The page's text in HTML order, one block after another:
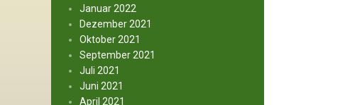
Januar 2022
Dezember 2021
Oktober 2021
September 2021
Juli 2021
Juni 2021
April 2021